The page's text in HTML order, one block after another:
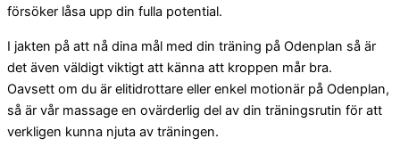
försöker låsa upp din fulla potential.
I jakten på att nå dina mål med din träning på Odenplan så är
det även väldigt viktigt att känna att kroppen mår bra.
Oavsett om du är elitidrottare eller enkel motionär på Odenplan,
så är vår massage en ovärderlig del av din träningsrutin för att
verkligen kunna njuta av träningen.